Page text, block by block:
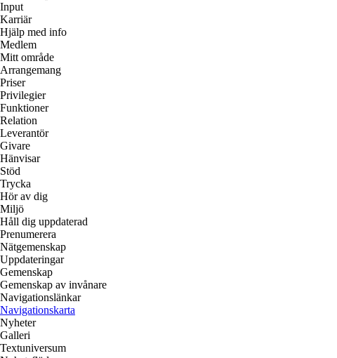
Input
Karriär
Hjälp med info
Medlem
Mitt område
Arrangemang
Priser
Privilegier
Funktioner
Relation
Leverantör
Givare
Hänvisar
Stöd
Trycka
Hör av dig
Miljö
Håll dig uppdaterad
Prenumerera
Nätgemenskap
Uppdateringar
Gemenskap
Gemenskap av invånare
Navigationslänkar
Navigationskarta
Nyheter
Galleri
Textuniversum